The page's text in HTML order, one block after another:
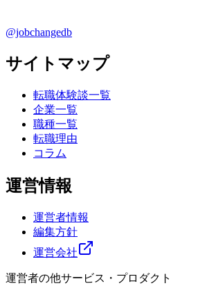
@jobchangedb
サイトマップ
転職体験談一覧
企業一覧
職種一覧
転職理由
コラム
運営情報
運営者情報
編集方針
運営会社
運営者の他サービス・プロダクト